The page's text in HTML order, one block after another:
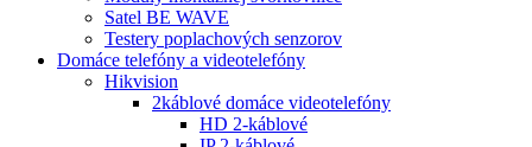
Satel BE WAVE
Testery poplachových senzorov
Domáce telefóny a videotelefóny
Hikvision
2káblové domáce videotelefóny
HD 2-káblové